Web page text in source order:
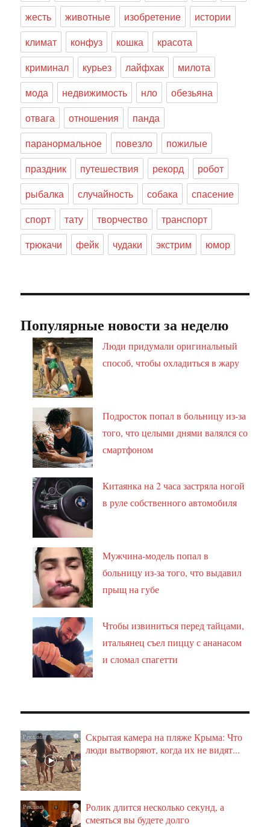
жесть животные изобретение
истории
климат
конфуз кошка
красота
криминал
курьез лайфхак
милота
мода
недвижимость нло
обезьяна
отвага
отношения
панда
паранормальное
повезло
пожилые
праздник
путешествия рекорд
робот
рыбалка
случайность собака
спасение
спорт
тату творчество
транспорт
трюкачи
фейк чудаки экстрим юмор
Популярные новости за неделю
Люди придумали оригинальный
способ, чтобы охладиться в жару
Подросток попал в больницу из-за
того, что целыми днями валялся со
смартфоном
Китаянка на 2 часа застряла ногой
в руле собственного автомобиля
Мужчина-модель попал в
больницу из-за того, что выдавил
прыщ на губе
Чтобы извиниться перед тайцами,
итальянец съел пиццу с ананасом
и сломал спагетти
i
Скрытая камера на пляже Крыма: Что
люди вытворяют, когда их не видят...
i
Ролик длится несколько секунд, а
смеяться вы будете долго